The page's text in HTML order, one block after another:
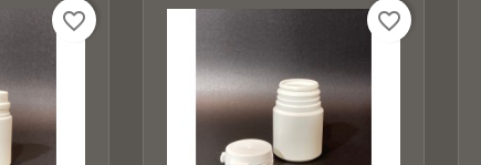
favorite_border favorite_border